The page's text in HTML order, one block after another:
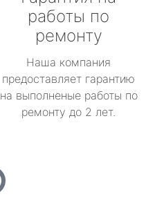
работы по
ремонту
Наша компания
предоставляет гарантию
на выполненые работы по
ремонту до 2 лет.